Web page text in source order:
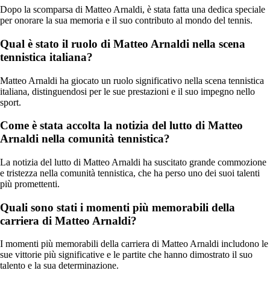
Dopo la scomparsa di Matteo Arnaldi, è stata fatta una dedica speciale
per onorare la sua memoria e il suo contributo al mondo del tennis.
Qual è stato il ruolo di Matteo Arnaldi nella scena
tennistica italiana?
Matteo Arnaldi ha giocato un ruolo significativo nella scena tennistica
italiana, distinguendosi per le sue prestazioni e il suo impegno nello
sport.
Come è stata accolta la notizia del lutto di Matteo
Arnaldi nella comunità tennistica?
La notizia del lutto di Matteo Arnaldi ha suscitato grande commozione
e tristezza nella comunità tennistica, che ha perso uno dei suoi talenti
più promettenti.
Quali sono stati i momenti più memorabili della
carriera di Matteo Arnaldi?
I momenti più memorabili della carriera di Matteo Arnaldi includono le
sue vittorie più significative e le partite che hanno dimostrato il suo
talento e la sua determinazione.